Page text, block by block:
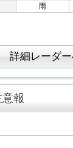
雨
詳細レーダ
報